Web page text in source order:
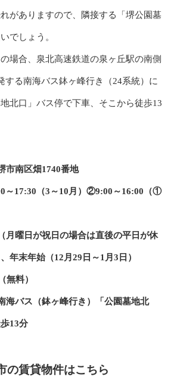
がありますので、隣接する「堺公園墓
でしょう。
場合、泉北高速鉄道の泉ヶ丘駅の南側
する南海バス鉢ヶ峰行き（24系統）に
北口」バス停で下車、そこから徒歩13
市南区畑1740番地
～17:30（3～10月）②9:00～16:00（①
月曜日が祝日の場合は直後の平日が休
年末年始（12月29日～1月3日）
無料）
海バス（鉢ヶ峰行き）「公園墓地北
13分
の賃貸物件はこちら